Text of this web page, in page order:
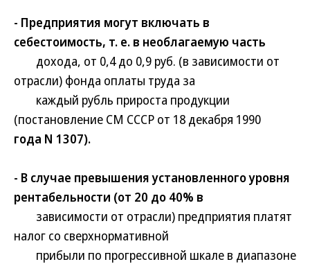
- Предприятия могут включать в
себестоимость, т. е. в необлагаемую часть
дохода, от 0,4 до 0,9 руб. (в зависимости от
отрасли) фонда оплаты труда за
каждый рубль прироста продукции
(постановление СМ СССР от 18 декабря 1990
года N 1307).
- В случае превышения установленного уровня
рентабельности (от 20 до 40% в
зависимости от отрасли) предприятия платят
налог со сверхнормативной
прибыли по прогрессивной шкале в диапазоне